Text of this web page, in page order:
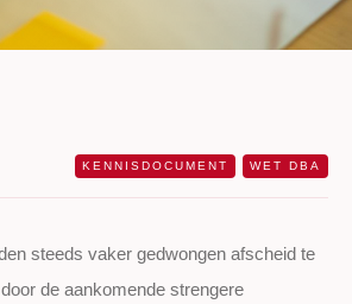
KENNISDOCUMENT WET DBA
steeds vaker gedwongen afscheid te
de aankomende strengere